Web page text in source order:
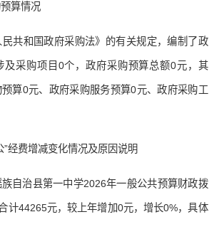
算情况
共和国政府采购法》的有关规定，编制了政
及采购项目0个，政府采购预算总额0元，其
算0元、政府采购服务预算0元、政府采购工
”经费增减变化情况及原因说明
自治县第一中学2026年一般公共预算财政拨
计44265元，较上年增加0元，增长0%，具体